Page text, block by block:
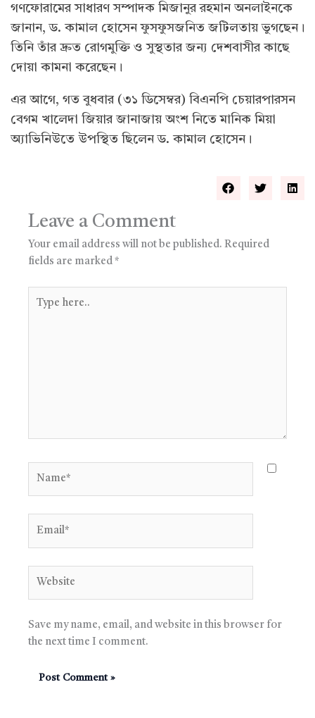
গণফোরামের সাধারণ সম্পাদক মিজানুর রহমান অনলাইনকে
জানান, ড. কামাল হোসেন ফুসফুসজনিত জটিলতায় ভুগছেন।
তিনি তাঁর দ্রুত রোগমুক্তি ও সুস্থতার জন্য দেশবাসীর কাছে
দোয়া কামনা করেছেন।
এর আগে, গত বুধবার (৩১ ডিসেম্বর) বিএনপি চেয়ারপারসন
বেগম খালেদা জিয়ার জানাজায় অংশ নিতে মানিক মিয়া
অ্যাভিনিউতে উপস্থিত ছিলেন ড. কামাল হোসেন।
Leave a Comment
Your email address will not be published. Required
fields are marked *
here..
Save my name, email, and website in this browser for
the next time I comment.